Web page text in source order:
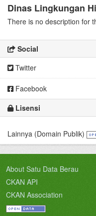
Dinas Lingkungan
There is no description for
Social
Twitter
Facebook
Lisensi
Lainnya (Domain Publik)
About Satu Data Berau
CKAN API
CKAN Association